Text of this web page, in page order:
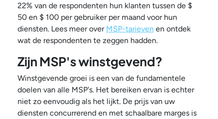
22% van de respondenten hun klanten tussen de $
50 en $ 100 per gebruiker per maand voor hun
diensten. Lees meer over MSP-tarieven en ontdek
wat de respondenten te zeggen hadden.
Zijn MSP's winstgevend?
Winstgevende groei is een van de fundamentele
doelen van alle MSP's. Het bereiken ervan is echter
niet zo eenvoudig als het lijkt. De prijs van uw
diensten concurrerend en met schaalbare marges is